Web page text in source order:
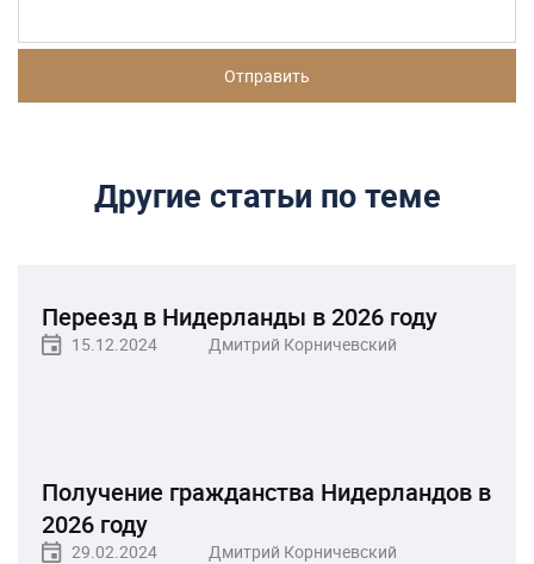
Другие статьи по теме
Переезд в Нидерланды в 2026 году
15.12.2024 Дмитрий Корничевский
Получение гражданства Нидерландов в
2026 году
29.02.2024 Дмитрий Корничевский